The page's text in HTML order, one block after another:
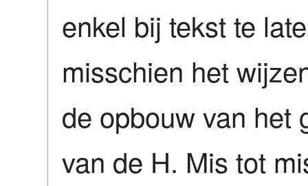
enkel bij tekst te
misschien het
de opbouw van het
van de H. Mis tot